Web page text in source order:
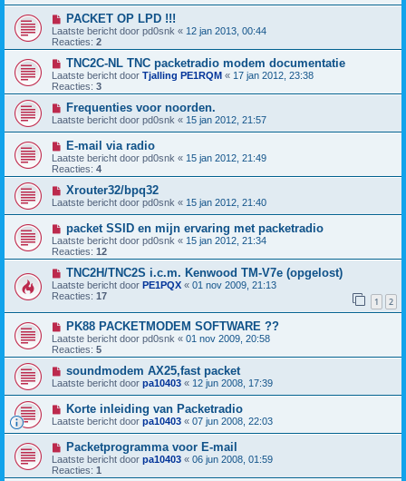
PACKET OP LPD !!!
Laatste bericht door pd0snk « 12 jan 2013, 00:44
Reacties: 2
TNC2C-NL TNC packetradio modem documentatie
Laatste bericht door Tjalling PE1RQM « 17 jan 2012, 23:38
Reacties: 3
Frequenties voor noorden.
Laatste bericht door pd0snk « 15 jan 2012, 21:57
E-mail via radio
Laatste bericht door pd0snk « 15 jan 2012, 21:49
Reacties: 4
Xrouter32/bpq32
Laatste bericht door pd0snk « 15 jan 2012, 21:40
packet SSID en mijn ervaring met packetradio
Laatste bericht door pd0snk « 15 jan 2012, 21:34
Reacties: 12
TNC2H/TNC2S i.c.m. Kenwood TM-V7e (opgelost)
Laatste bericht door PE1PQX « 01 nov 2009, 21:13
Reacties: 17 1 2
PK88 PACKETMODEM SOFTWARE ??
Laatste bericht door pd0snk « 01 nov 2009, 20:58
Reacties: 5
soundmodem AX25,fast packet
Laatste bericht door pa10403 « 12 jun 2008, 17:39
Korte inleiding van Packetradio
Laatste bericht door pa10403 « 07 jun 2008, 22:03
Packetprogramma voor E-mail
Laatste bericht door pa10403 « 06 jun 2008, 01:59
Reacties: 1